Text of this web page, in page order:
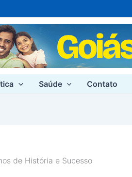
Saúde Contato
de História e Sucesso